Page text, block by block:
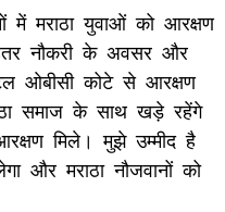
मराठा युवाओं को आरक्षण
नौकरी के अवसर और
ओबीसी कोटे से आरक्षण
समाज के साथ खड़े रहेंगे
मिले। मुझे उम्मीद है
और मराठा नौजवानों को